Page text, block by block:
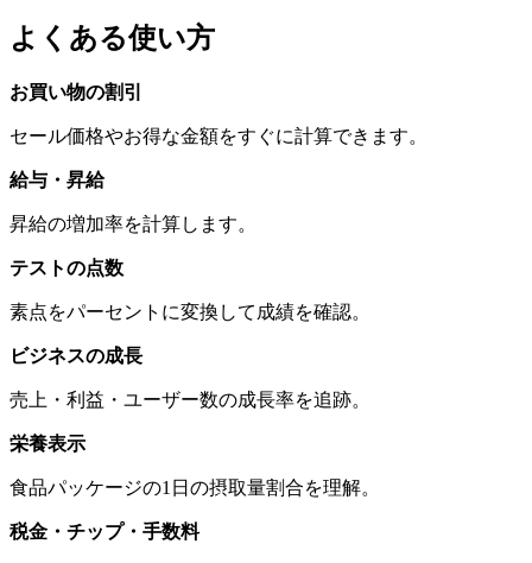
よくある使い方
お買い物の割引
セール価格やお得な金額をすぐに計算できます。
給与・昇給
昇給の増加率を計算します。
テストの点数
素点をパーセントに変換して成績を確認。
ビジネスの成長
売上・利益・ユーザー数の成長率を追跡。
栄養表示
食品パッケージの1日の摂取量割合を理解。
税金・チップ・手数料